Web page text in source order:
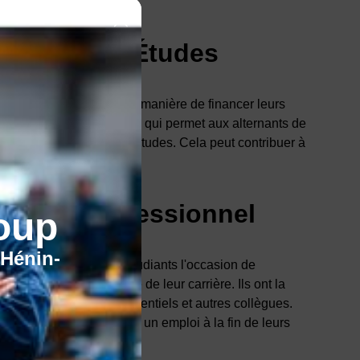
ses Études
est également une manière de financer leurs
une rémunération
qui permet aux alternants de
en poursuivant leurs études. Cela peut contribuer à
supérieures.
Professionnel
alternance offre aux étudiants l'occasion de
précieux pour la suite de leur carrière. Ils ont la
des mentors potentiels et autres collègues.
bénéfique pour trouver un emploi à la fin de leurs